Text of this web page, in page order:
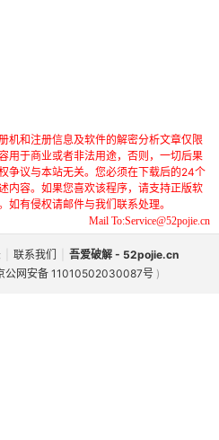
机和注册信息及软件的解密分析文章仅限
用于商业或者非法用途，否则，一切后果
争议与本站无关。您必须在下载后的24个
内容。如果您喜欢该程序，请支持正版软
有侵权请邮件与我们联系处理。
Mail To:Service@52pojie.cn
联系我们
吾爱破解 - 52pojie.cn
公网安备 11010502030087号 )